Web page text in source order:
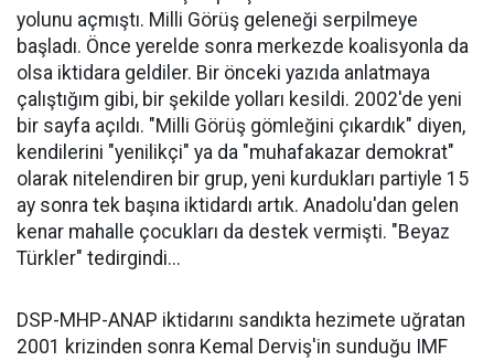
yolunu açmıştı. Milli Görüş geleneği serpilmeye
başladı. Önce yerelde sonra merkezde koalisyonla da
olsa iktidara geldiler. Bir önceki yazıda anlatmaya
çalıştığım gibi, bir şekilde yolları kesildi. 2002'de yeni
bir sayfa açıldı. "Milli Görüş gömleğini çıkardık" diyen,
kendilerini "yenilikçi" ya da "muhafakazar demokrat"
olarak nitelendiren bir grup, yeni kurdukları partiyle 15
ay sonra tek başına iktidardı artık. Anadolu'dan gelen
kenar mahalle çocukları da destek vermişti. "Beyaz
Türkler" tedirgindi...
DSP-MHP-ANAP iktidarını sandıkta hezimete uğratan
2001 krizinden sonra Kemal Derviş'in sunduğu IMF